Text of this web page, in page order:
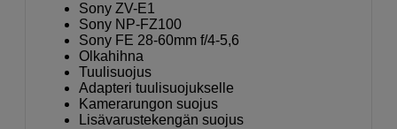
Sony ZV-E1
Sony NP-FZ100
Sony FE 28-60mm f/4-5,6
Olkahihna
Tuulisuojus
Adapteri tuulisuojukselle
Kamerarungon suojus
Lisävarustekengän suojus